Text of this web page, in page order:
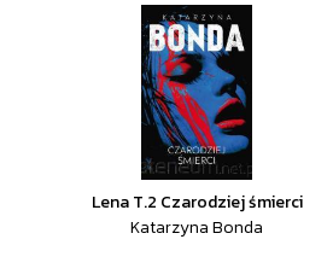
Lena T.2 Czarodziej śmierci
Katarzyna Bonda